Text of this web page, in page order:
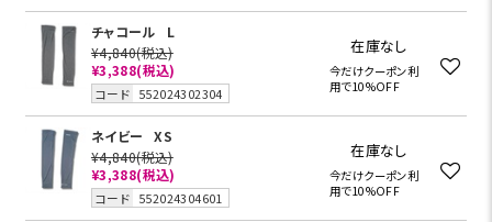
チャコール
L
¥4,840(税込)
¥3,388(税込)
コード 552024302304
在庫なし
今だけクーポン利
用で10%OFF
ネイビー
XS
¥4,840(税込)
¥3,388(税込)
コード 552024304601
在庫なし
今だけクーポン利
用で10%OFF